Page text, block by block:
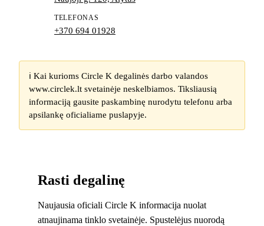
TELEFONAS
+370 694 01928
ℹ️ Kai kurioms Circle K degalinės darbo valandos
www.circlek.lt svetainėje neskelbiamos. Tiksliausią
informaciją gausite paskambinę nurodytu telefonu arba
apsilankę oficialiame puslapyje.
Rasti degalinę
Naujausia oficiali Circle K informacija nuolat
atnaujinama tinklo svetainėje. Spustelėjus nuorodą